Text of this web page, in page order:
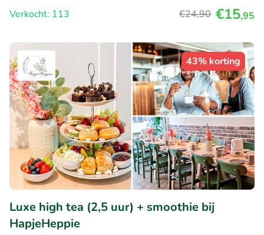
Verkocht: 113
€24,90 €15,95
43% korting
Luxe high tea (2,5 uur) + smoothie bij
HapjeHeppie